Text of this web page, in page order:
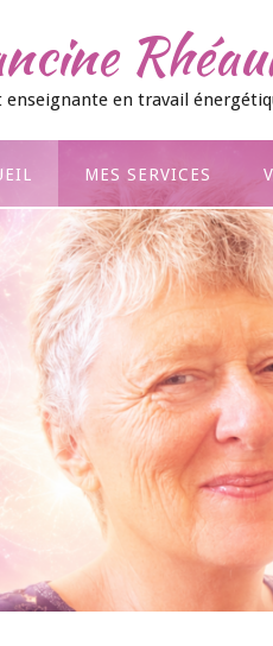
enseignante en travail
MES SERVICES